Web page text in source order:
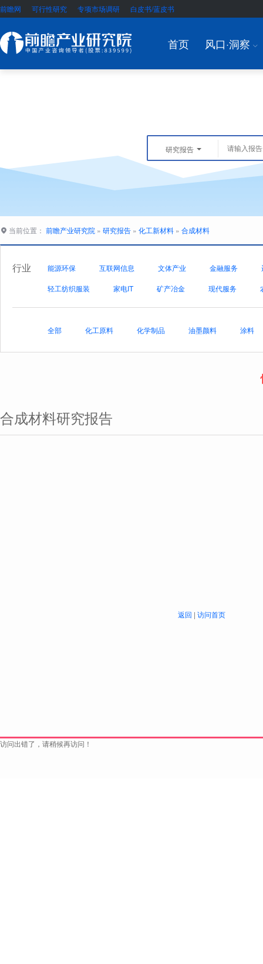
前瞻网 可行性研究 专项市场调研 白皮书/蓝皮书
首页 风口·洞察 I
研究报告
当前位置： 前瞻产业研究院 » 研究报告 » 化工新材料 » 合成材料
行业 能源环保 互联网信息 文体产业 金融服务
轻工纺织服装 家电IT 矿产冶金 现代服务
全部 化工原料 化学制品 油墨颜料 涂料
合成材料研究报告
返回 | 访问首页
访问出错了，请稍候再访问！